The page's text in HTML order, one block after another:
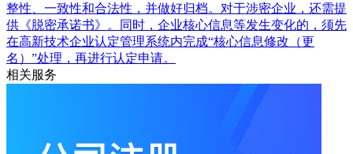
整性、一致性和合法性，并做好归档。对于涉密企业，还需提
供《脱密承诺书》。同时，企业核心信息等发生变化的，须先
在高新技术企业认定管理系统内完成“核心信息修改（更
名）”处理，再进行认定申请。
相关服务